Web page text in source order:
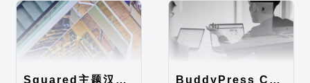
Squared主题汉化包 BuddyPress Colours主题汉化包